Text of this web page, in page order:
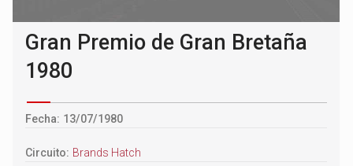
Gran Premio de Gran Bretaña
1980
Fecha: 13/07/1980
Circuito: Brands Hatch